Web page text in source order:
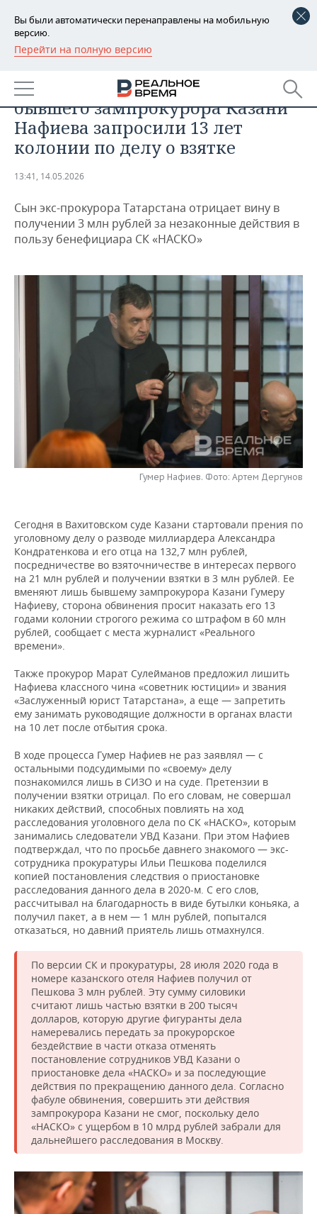
Вы были автоматически перенаправлены на мобильную
версию.
Перейти на полную версию
РЕГИОНЫ
БАШКОРТОСТАН
ТАТАРСТАН
УДМУРТИЯ
НОВОСТИ
АНАЛИТИКА
НОВОСТИ АНАЛИТИКИ
ДЕКЛАРАЦИИ О ДОХОДАХ
КОРОЛИ ГОСЗАКАЗА ПФО
ВУЗЫ ТАТАРСТАНА
КОМУ ПРИНАДЛЕЖАТ
ТОРГОВЫЕ ЦЕНТРЫ
ЭКОНОМИКА
НОВОСТИ ЭКОНОМИКИ
ФИНАНСЫ
БАНКИ
БЮДЖЕТ
ПРОМЫШЛЕННОСТЬ
НОВОСТИ
ПРОМЫШЛЕННОСТИ
МАШИНОСТРОЕНИЕ
НЕФТЕХИМИЯ
НЕФТЬ
ЭНЕРГЕТИКА
НЕДВИЖИМОСТЬ
НОВОСТИ НЕДВИЖИМОСТИ
АВТО
НОВОСТИ АВТО
БИЗНЕС
НОВОСТИ БИЗНЕСА
РОЗНИЧНАЯ ТОРГОВЛЯ
НОВОСТИ ТЕХНОЛОГИЙ
ТЕЛЕКОММУНИКАЦИИ
МЕРОПРИЯТИЯ
НОВОСТИ МЕРОПРИЯТИЙ
БИЗНЕС-БРАНЧИ
ONLINE-КОНФЕРЕНЦИИ
ФУТБОЛ
ВОЛЕЙБОЛ
КИБЕРСПОРТ
ФИГУРНОЕ КАТАНИЕ
ВОДНЫЕ ВИДЫ СПОРТА
ХОККЕЙ С МЯЧОМ
ОБЩЕСТВО
НОВОСТИ ОБЩЕСТВА
ИСТОРИЯ
КУЛЬТУРА
МЕДИЦИНА
ОБРАЗОВАНИЕ
ПРОИСШЕСТВИЯ
ФОТОГАЛЕРЕЯ
СПИСОК ПЕРСОН
СПИСОК КОМПАНИЙ
ПОЛНАЯ ВЕРСИЯ
И штрафы на 600 млн: для
бывшего зампрокурора Казани
Нафиева запросили 13 лет
колонии по делу о взятке
13:41, 14.05.2026
Сын экс-прокурора Татарстана отрицает вину в
получении 3 млн рублей за незаконные действия в
пользу бенефициара СК «НАСКО»
Гумер Нафиев. Фото: Артем Дергунов
Сегодня в Вахитовском суде Казани стартовали прения по
уголовному делу о разводе миллиардера Александра
Кондратенкова и его отца на 132,7 млн рублей,
посредничестве во взяточничестве в интересах первого
на 21 млн рублей и получении взятки в 3 млн рублей. Ее
вменяют лишь бывшему зампрокурора Казани Гумеру
Нафиеву, сторона обвинения просит наказать его 13
годами колонии строгого режима со штрафом в 60 млн
рублей, сообщает с места журналист «Реального
времени».
Также прокурор Марат Сулейманов предложил лишить
Нафиева классного чина «советник юстиции» и звания
«Заслуженный юрист Татарстана», а еще — запретить
ему занимать руководящие должности в органах власти
на 10 лет после отбытия срока.
В ходе процесса Гумер Нафиев не раз заявлял — с
остальными подсудимыми по «своему» делу
познакомился лишь в СИЗО и на суде. Претензии в
получении взятки отрицал. По его словам, не совершал
никаких действий, способных повлиять на ход
расследования уголовного дела по СК «НАСКО», которым
занимались следователи УВД Казани. При этом Нафиев
подтверждал, что по просьбе давнего знакомого — экс-
сотрудника прокуратуры Ильи Пешкова поделился
копией постановления следствия о приостановке
расследования данного дела в 2020-м. С его слов,
рассчитывал на благодарность в виде бутылки коньяка, а
получил пакет, а в нем — 1 млн рублей, попытался
отказаться, но давний приятель лишь отмахнулся.
По версии СК и прокуратуры, 28 июля 2020 года в
номере казанского отеля Нафиев получил от
Пешкова 3 млн рублей. Эту сумму силовики
считают лишь частью взятки в 200 тысяч
долларов, которую другие фигуранты дела
намеревались передать за прокурорское
бездействие в части отказа отменять
постановление сотрудников УВД Казани о
приостановке дела «НАСКО» и за последующие
действия по прекращению данного дела. Согласно
фабуле обвинения, совершить эти действия
зампрокурора Казани не смог, поскольку дело
«НАСКО» с ущербом в 10 млрд рублей забрали для
дальнейшего расследования в Москву.